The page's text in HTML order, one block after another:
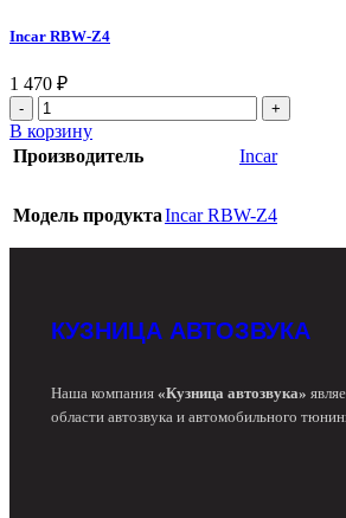
Incar RBW-Z4
1 470 ₽
В корзину
Производитель
Incar
Модель продуктаIncar RBW-Z4
КУЗНИЦА АВТОЗВУКА
Наша компания «Кузница автозвука»
области автозвука и автомобильного